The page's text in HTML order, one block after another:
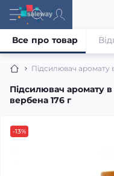
Підсилювач аромату
Підсилювач аромату в
вербена 176 г
Все про товар
-13%